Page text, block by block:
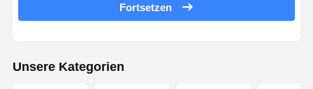
Entionisierte Wasser-Maschine
Fortsetzen
Unsere Kategorien